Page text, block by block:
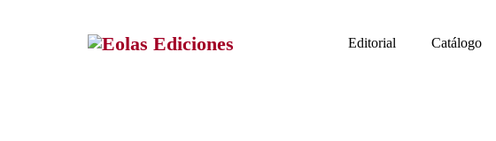
Editorial Catálogo